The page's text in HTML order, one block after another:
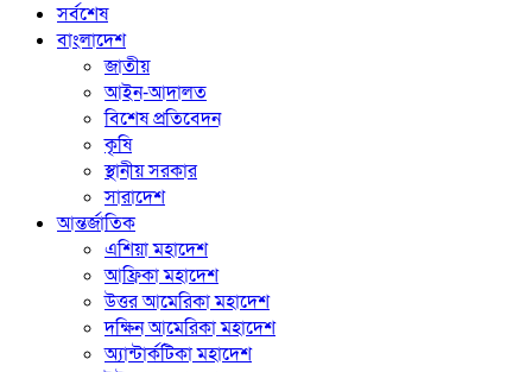
সর্বশেষ
বাংলাদেশ
জাতীয়
আইন-আদালত
বিশেষ প্রতিবেদন
কৃষি
স্থানীয় সরকার
সারাদেশ
আন্তর্জাতিক
এশিয়া মহাদেশ
আফ্রিকা মহাদেশ
উত্তর আমেরিকা মহাদেশ
দক্ষিন আমেরিকা মহাদেশ
অ্যান্টার্কটিকা মহাদেশ